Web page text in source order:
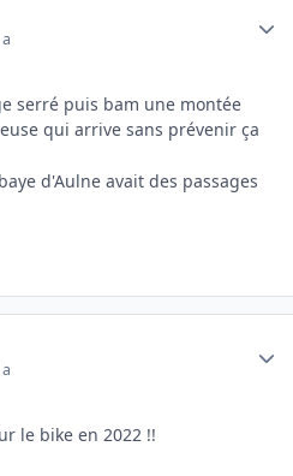
serré puis bam une montée
qui arrive sans prévenir ça
d'Aulne avait des passages
le bike en 2022 !!